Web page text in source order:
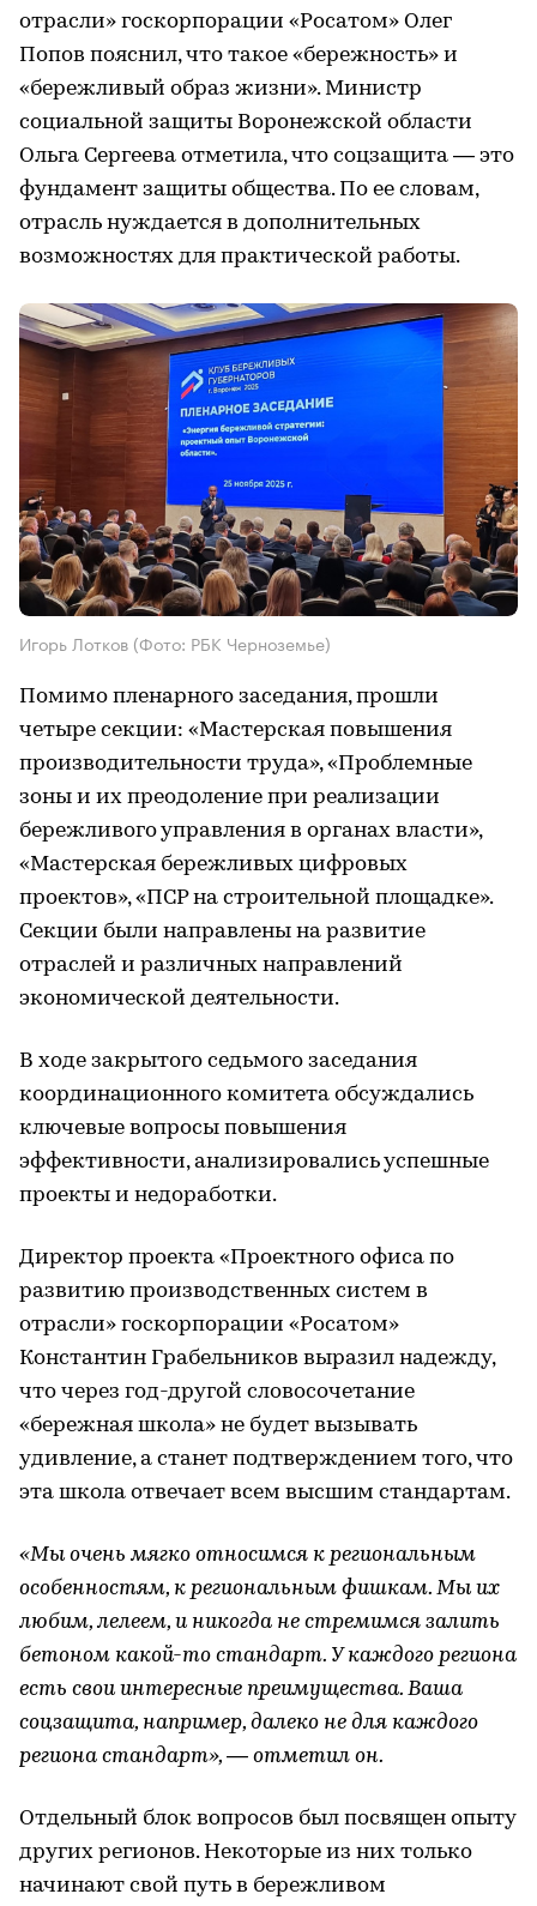
отрасли» госкорпорации «Росатом» Олег
Попов пояснил, что такое «бережность» и
«бережливый образ жизни». Министр
социальной защиты Воронежской области
Ольга Сергеева отметила, что соцзащита — это
фундамент защиты общества. По ее словам,
отрасль нуждается в дополнительных
возможностях для практической работы.
Игорь Лотков (Фото: РБК Черноземье)
Помимо пленарного заседания, прошли
четыре секции: «Мастерская повышения
производительности труда», «Проблемные
зоны и их преодоление при реализации
бережливого управления в органах власти»,
«Мастерская бережливых цифровых
проектов», «ПСР на строительной площадке».
Секции были направлены на развитие
отраслей и различных направлений
экономической деятельности.
В ходе закрытого седьмого заседания
координационного комитета обсуждались
ключевые вопросы повышения
эффективности, анализировались успешные
проекты и недоработки.
Директор проекта «Проектного офиса по
развитию производственных систем в
отрасли» госкорпорации «Росатом»
Константин Грабельников выразил надежду,
что через год-другой словосочетание
«бережная школа» не будет вызывать
удивление, а станет подтверждением того, что
эта школа отвечает всем высшим стандартам.
«Мы очень мягко относимся к региональным
особенностям, к региональным фишкам. Мы их
любим, лелеем, и никогда не стремимся залить
бетоном какой-то стандарт. У каждого региона
есть свои интересные преимущества. Ваша
соцзащита, например, далеко не для каждого
региона стандарт», — отметил он.
Отдельный блок вопросов был посвящен опыту
других регионов. Некоторые из них только
начинают свой путь в бережливом